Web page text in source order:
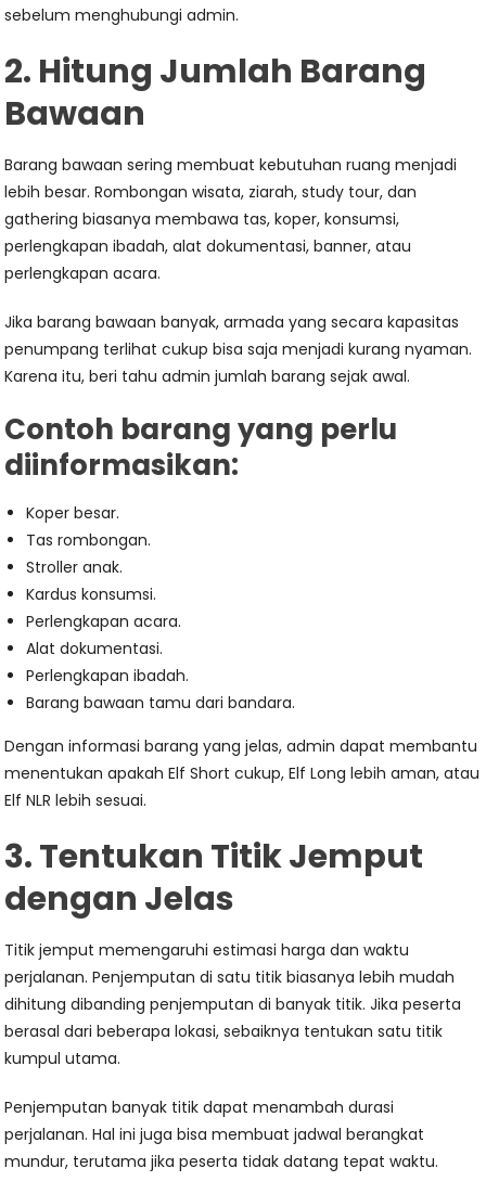
sebelum menghubungi admin.
2. Hitung Jumlah Barang
Bawaan
Barang bawaan sering membuat kebutuhan ruang menjadi
lebih besar. Rombongan wisata, ziarah, study tour, dan
gathering biasanya membawa tas, koper, konsumsi,
perlengkapan ibadah, alat dokumentasi, banner, atau
perlengkapan acara.
Jika barang bawaan banyak, armada yang secara kapasitas
penumpang terlihat cukup bisa saja menjadi kurang nyaman.
Karena itu, beri tahu admin jumlah barang sejak awal.
Contoh barang yang perlu
diinformasikan:
Koper besar.
Tas rombongan.
Stroller anak.
Kardus konsumsi.
Perlengkapan acara.
Alat dokumentasi.
Perlengkapan ibadah.
Barang bawaan tamu dari bandara.
Dengan informasi barang yang jelas, admin dapat membantu
menentukan apakah Elf Short cukup, Elf Long lebih aman, atau
Elf NLR lebih sesuai.
3. Tentukan Titik Jemput
dengan Jelas
Titik jemput memengaruhi estimasi harga dan waktu
perjalanan. Penjemputan di satu titik biasanya lebih mudah
dihitung dibanding penjemputan di banyak titik. Jika peserta
berasal dari beberapa lokasi, sebaiknya tentukan satu titik
kumpul utama.
Penjemputan banyak titik dapat menambah durasi
perjalanan. Hal ini juga bisa membuat jadwal berangkat
mundur, terutama jika peserta tidak datang tepat waktu.